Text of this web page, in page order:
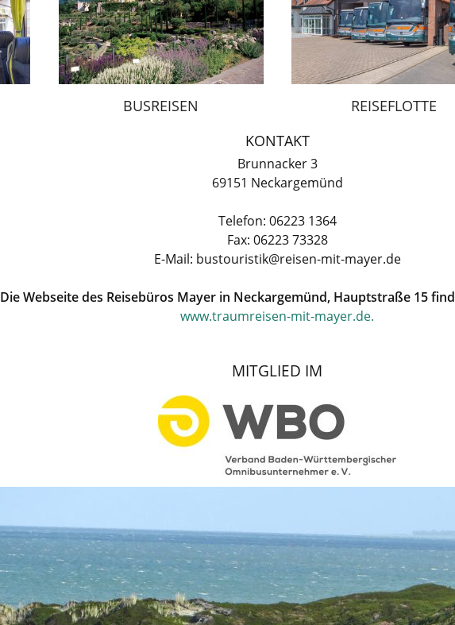
BUSREISEN
REISEFLOTTE
KONTAKT
Brunnacker 3
69151 Neckargemünd
Telefon: 06223 1364
Fax: 06223 73328
E-Mail: bustouristik@reisen-mit-mayer.de
Die Webseite des Reisebüros Mayer in Neckargemünd, Hauptstraße 15
www.traumreisen-mit-mayer.de.
MITGLIED IM